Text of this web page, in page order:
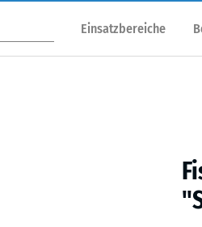
Einsatzbereiche